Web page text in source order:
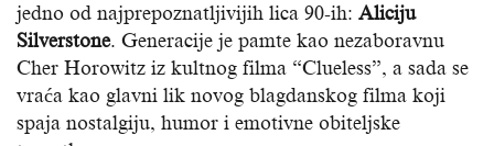
jedno od najprepoznatljivijih lica 90-ih: Aliciju
Silverstone. Generacije je pamte kao nezaboravnu
Cher Horowitz iz kultnog filma “Clueless”, a sada se
vraća kao glavni lik novog blagdanskog filma koji
spaja nostalgiju, humor i emotivne obiteljske